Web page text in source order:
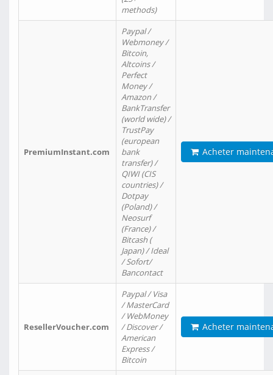
methods)
PremiumInstant.com
Paypal /
Webmoney /
Bitcoin,
Altcoins /
Perfect
Money /
Amazon /
BankTransfer
(world wide) /
TrustPay
(european
bank
transfer) /
QIWI (CIS
countries) /
Dotpay
(Poland) /
Neosurf
(France) /
Bitcash (
Japan) / Ideal
/ Sofort/
Bancontact
Acheter
ResellerVoucher.com
Paypal / Visa
/ MasterCard
/ WebMoney
/ Discover /
American
Express /
Bitcoin
Acheter